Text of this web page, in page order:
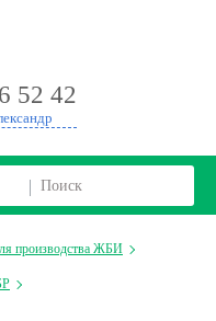
52 42
производства ЖБИ